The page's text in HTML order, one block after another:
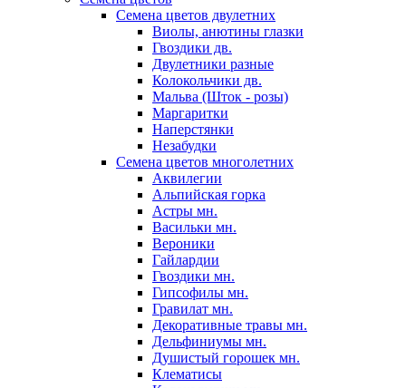
Семена цветов двулетних
Виолы, анютины глазки
Гвоздики дв.
Двулетники разные
Колокольчики дв.
Мальва (Шток - розы)
Маргаритки
Наперстянки
Незабудки
Семена цветов многолетних
Аквилегии
Альпийская горка
Астры мн.
Васильки мн.
Вероники
Гайлардии
Гвоздики мн.
Гипсофилы мн.
Гравилат мн.
Декоративные травы мн.
Дельфиниумы мн.
Душистый горошек мн.
Клематисы